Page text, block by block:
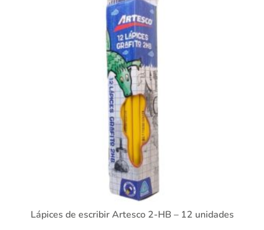
Lápices de escribir Artesco 2-HB – 12 unidades